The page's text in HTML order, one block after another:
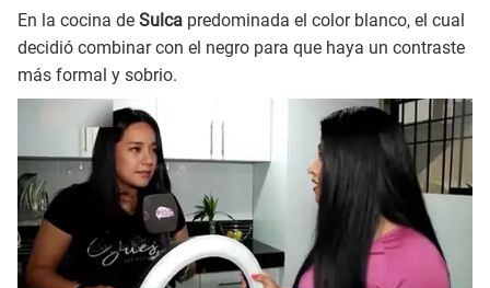
En la cocina de Sulca predominada el color blanco, el cual
decidió combinar con el negro para que haya un contraste
más formal y sobrio.